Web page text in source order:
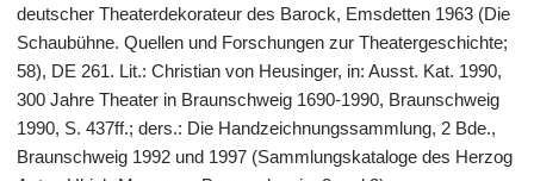
deutscher Theaterdekorateur des Barock, Emsdetten 1963 (Die
Schaubühne. Quellen und Forschungen zur Theatergeschichte;
58), DE 261. Lit.: Christian von Heusinger, in: Ausst. Kat. 1990,
300 Jahre Theater in Braunschweig 1690-1990, Braunschweig
1990, S. 437ff.; ders.: Die Handzeichnungssammlung, 2 Bde.,
Braunschweig 1992 und 1997 (Sammlungskataloge des Herzog